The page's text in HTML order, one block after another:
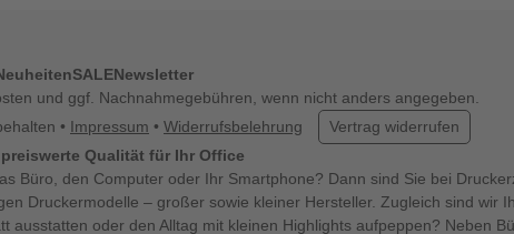
SALENewsletter
und ggf. Nachnahmegebühren, wenn nicht anders angegeben.
• Impressum • Widerrufsbelehrung
Vertrag widerrufen
Qualität für Ihr Office
Büro, den Computer oder Ihr Smartphone? Dann sind Sie bei
Druckermodelle – großer sowie kleiner Hersteller. Zugleich sind wir
oder den Alltag mit kleinen Highlights aufpeppen? Neben